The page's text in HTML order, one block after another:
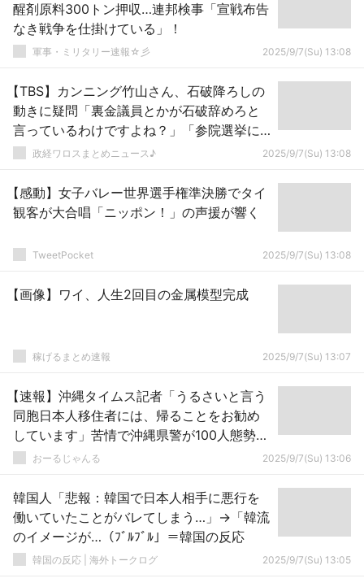
醒剤原料300トン押収…連邦検事「宣戦布告
なき戦争を仕掛けている」！
軍事・ミリタリー速報☆彡 2025/9/7(Su) 13:08
【TBS】カンニング竹山さん、石破降ろしの
動きに疑問「裏金議員とかが石破辞めろと
言っているわけですよね？」「参院選挙に
自民党が負けたのは、裏金じゃないです
政経ワロスまとめニュース♪ 2025/9/7(Su) 13:08
【感動】女子バレー世界選手権準決勝でタイ
観客が大合唱「ニッポン！」の声援が響く
TweetPocket 2025/9/7(Su) 13:08
【画像】ワイ、人生2回目の金属模型完成
稼げるまとめ速報 2025/9/7(Su) 13:07
【速報】沖縄タイムス記者「うるさいと言う
同胞日本人移住者には、帰ることをお勧め
しています」苦情で沖縄県警が100人態勢で
警戒おーるじゃんる 2025/9/7(Su) 13:06
韓国人「悲報：韓国で日本人相手に悪行を
働いていたことがバレてしまう…」→「韓流
のイメージが…（ﾌﾞﾙﾌﾞﾙ」＝韓国の反応
韓国の反応 | 海外トークログ 2025/9/7(Su) 13:05